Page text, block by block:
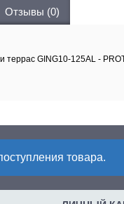
Отзывы (0)
террас GING10-125AL -
товара.